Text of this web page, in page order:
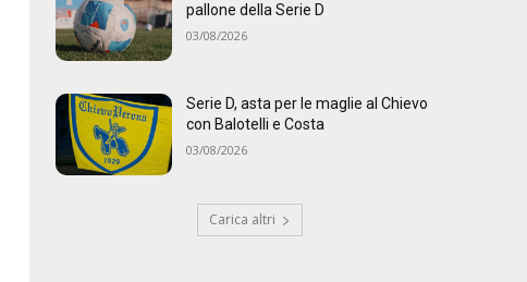
pallone della Serie D
03/08/2026
Serie D, asta per le maglie al Chievo
con Balotelli e Costa
03/08/2026
Carica altri